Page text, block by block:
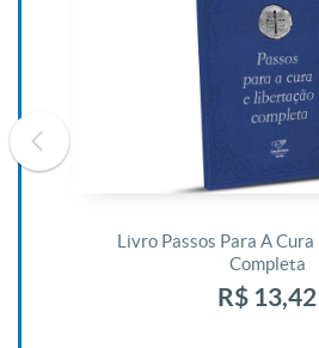
Livro Passos Para A
Completa
R$ 13,42